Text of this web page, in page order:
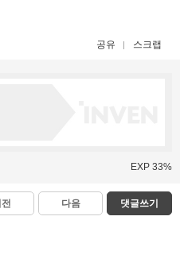
공유 스크랩
EXP 33%
다음 댓글쓰기